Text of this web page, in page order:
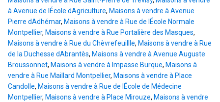
à Avenue de lÉcole dAgriculture, Maisons à vendre à Avenue
Pierre dAdhémar, Maisons à vendre à Rue de lÉcole Normale
Montpellier, Maisons à vendre à Rue Portalière des Masques,
Maisons à vendre à Rue du Chèvrefeuillle, Maisons à vendre à Rue
de la Duchesse dAbrantès, Maisons à vendre à Avenue Auguste
Broussonnet, Maisons à vendre à Impasse Burque, Maisons à
vendre à Rue Maillard Montpellier, Maisons à vendre à Place
Candolle, Maisons à vendre à Rue de lÉcole de Médecine
Montpellier, Maisons à vendre à Place Mirouze, Maisons à vendre